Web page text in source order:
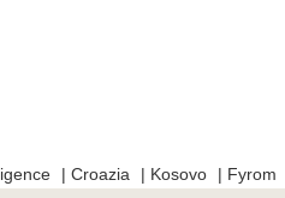
| Croazia | Kosovo | Fyrom